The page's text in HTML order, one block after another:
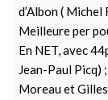
d’Albon ( Michel
Meilleure per
En NET, avec
Jean-Paul Picq)
Moreau et